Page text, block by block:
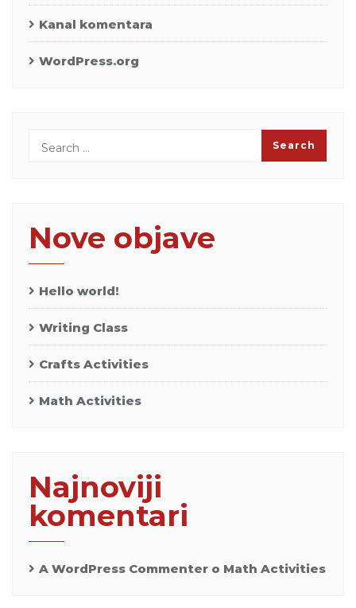
Kanal komentara
WordPress.org
Nove objave
Hello world!
Writing Class
Crafts Activities
Math Activities
Najnoviji
komentari
A WordPress Commenter o Math Activities